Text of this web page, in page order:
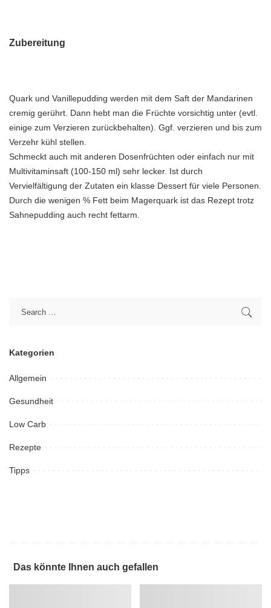
Zubereitung
Quark und Vanillepudding werden mit dem Saft der Mandarinen
cremig gerührt. Dann hebt man die Früchte vorsichtig unter (evtl.
einige zum Verzieren zurückbehalten). Ggf. verzieren und bis zum
Verzehr kühl stellen.
Schmeckt auch mit anderen Dosenfrüchten oder einfach nur mit
Multivitaminsaft (100-150 ml) sehr lecker. Ist durch
Vervielfältigung der Zutaten ein klasse Dessert für viele Personen.
Durch die wenigen % Fett beim Magerquark ist das Rezept trotz
Sahnepudding auch recht fettarm.
Kategorien
Allgemein
Gesundheit
Low Carb
Rezepte
Tipps
Das könnte Ihnen auch gefallen